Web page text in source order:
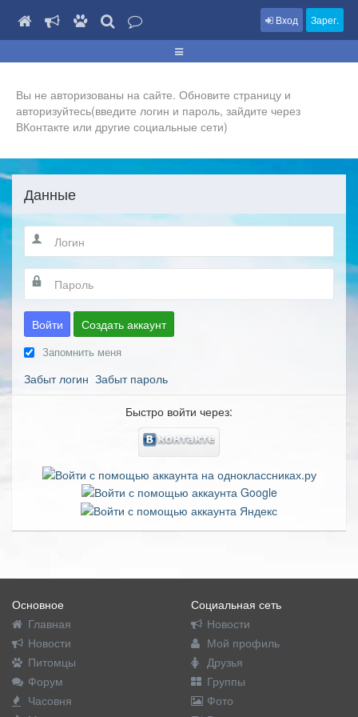
Вход Зарег.
Вы не авторизованы на сайте. Обновите страницу и
авторизуйтесь(введите логин и пароль, зайдите через
ВКонтакте или другие социальные сети)
Данные
Войти Создать аккаунт
Запомнить меня
Забыт логин Забыт пароль
Быстро войти через:
Основное
Главная
Новости
Питомцы
Форум
Часовня
Социальная сеть
Новости
Мой профиль
Друзья
Группы
Фото